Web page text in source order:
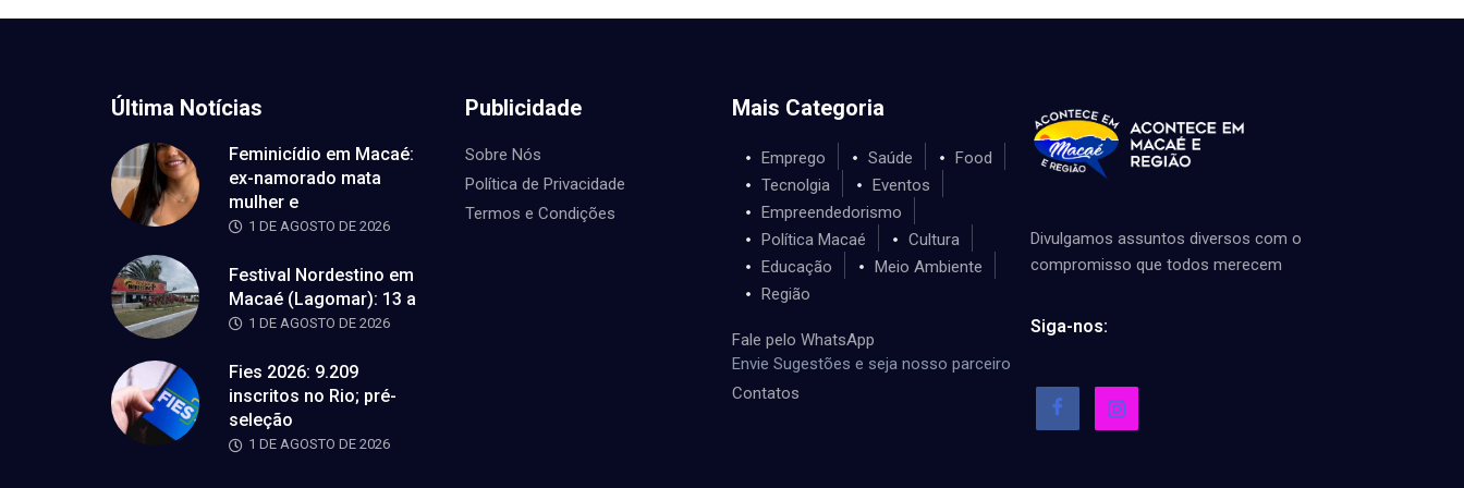
Última Notícias
Feminicídio em Macaé:
ex-namorado mata
mulher e
1 DE AGOSTO DE 2026
Festival Nordestino em
Macaé (Lagomar): 13 a
1 DE AGOSTO DE 2026
Fies 2026: 9.209
inscritos no Rio; pré-
seleção
1 DE AGOSTO DE 2026
Publicidade
Sobre Nós
Política de Privacidade
Termos e Condições
Mais Categoria
Emprego Saúde
Food
Tecnolgia
Eventos
Empreendedorismo
Política Macaé
Cultura
Educação
Meio Ambiente
Região
Fale pelo WhatsApp
Envie Sugestões e seja nosso parceiro
Contatos
Divulgamos assuntos diversos com o
compromisso que todos merecem
Siga-nos: